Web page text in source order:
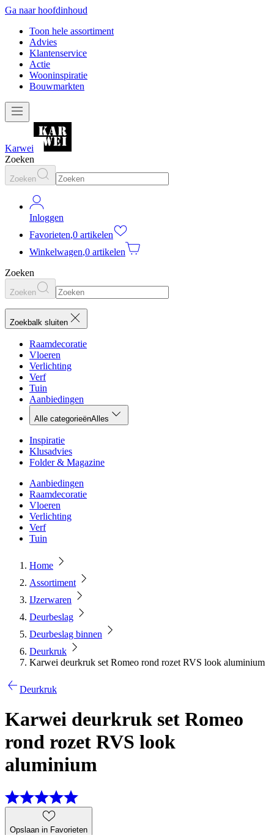
Ga naar hoofdinhoud
Toon hele assortiment
Advies
Klantenservice
Actie
Wooninspiratie
Bouwmarkten
Karwei
Zoeken
Zoeken
Inloggen
Favorieten,0 artikelen
Winkelwagen,0 artikelen
Zoeken
Zoeken
Zoekbalk sluiten
Raamdecoratie
Vloeren
Verlichting
Verf
Tuin
Aanbiedingen
Alle categorieënAlles
Inspiratie
Klusadvies
Folder & Magazine
Aanbiedingen
Raamdecoratie
Vloeren
Verlichting
Verf
Tuin
Home
Assortiment
IJzerwaren
Deurbeslag
Deurbeslag binnen
Deurkruk
Karwei deurkruk set Romeo rond rozet RVS look aluminium
Deurkruk
Karwei deurkruk set Romeo
rond rozet RVS look
aluminium
Opslaan in Favorieten